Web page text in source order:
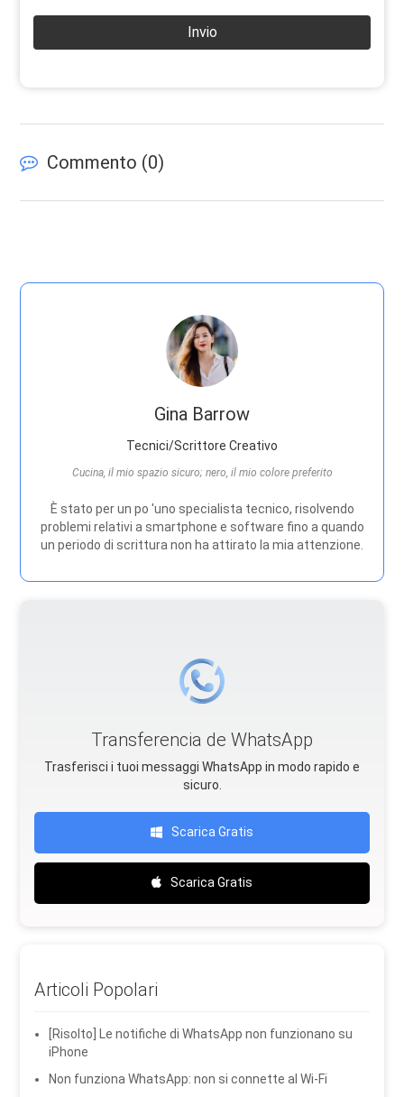
Invio
Commento (0)
Gina Barrow
Tecnici/Scrittore Creativo
Cucina, il mio spazio sicuro; nero, il mio colore preferito
È stato per un po 'uno specialista tecnico, risolvendo
problemi relativi a smartphone e software fino a quando
un periodo di scrittura non ha attirato la mia attenzione.
Transferencia de WhatsApp
Trasferisci i tuoi messaggi WhatsApp in modo rapido e
sicuro.
Scarica Gratis
Scarica Gratis
Articoli Popolari
[Risolto] Le notifiche di WhatsApp non funzionano su
iPhone
Non funziona WhatsApp: non si connette al Wi-Fi